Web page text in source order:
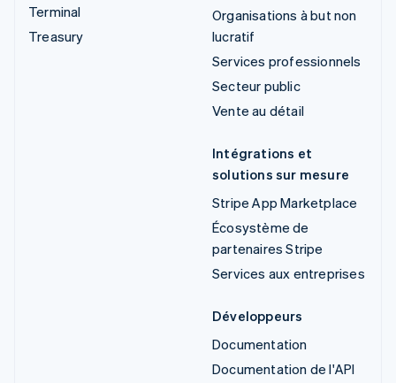
Terminal
Treasury
Organisations à but non
lucratif
Services professionnels
Secteur public
Vente au détail
Intégrations et
solutions sur mesure
Stripe App Marketplace
Écosystème de
partenaires Stripe
Services aux entreprises
Développeurs
Documentation
Documentation de l'API